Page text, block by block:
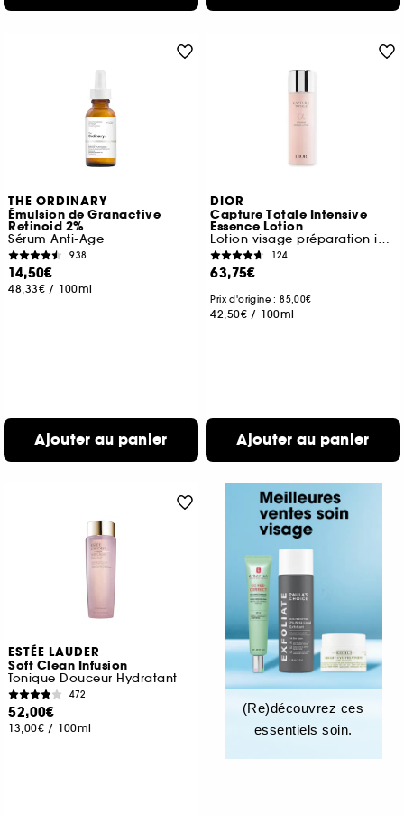
THE ORDINARY
Émulsion de Granactive
Retinoid 2%
Sérum Anti-Age
938
14,50€
48,33€ / 100ml
Ajouter au panier
DIOR
Capture Totale Intensive
Essence Lotion
Lotion visage préparation intense
124
63,75€
Prix d'origine : 85,00€
42,50€ / 100ml
Ajouter au panier
ESTÉE LAUDER
Soft Clean Infusion
Tonique Douceur Hydratant
472
52,00€
13,00€ / 100ml
(Re)découvrez ces
essentiels soin.